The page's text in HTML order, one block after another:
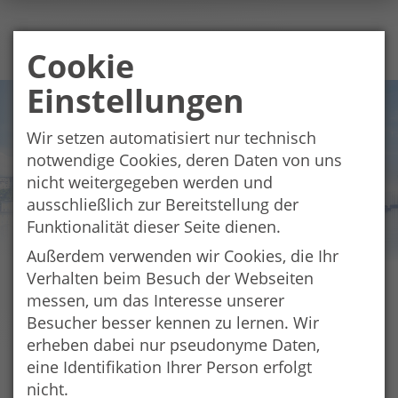
Erlebnisraum SalzAlpenSteig
(By-189/BA0200069)
Projektzeitraum
Cookie
Einstellungen
Wir setzen automatisiert nur technisch
notwendige Cookies, deren Daten von uns
nicht weitergegeben werden und
ausschließlich zur Bereitstellung der
Funktionalität dieser Seite dienen.
Außerdem verwenden wir Cookies, die Ihr
Verhalten beim Besuch der Webseiten
messen, um das Interesse unserer
Besucher besser kennen zu lernen. Wir
erheben dabei nur pseudonyme Daten,
eine Identifikation Ihrer Person erfolgt
nicht.